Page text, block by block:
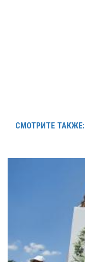
СМОТРИТЕ ТАКЖЕ: